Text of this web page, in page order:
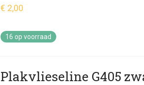
€ 2,00
16 op voorraad
Plakvlieseline G405